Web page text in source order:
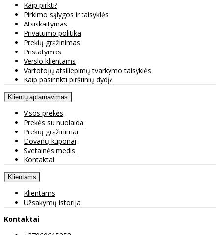
Kaip pirkti?
Pirkimo sąlygos ir taisyklės
Atsiskaitymas
Privatumo politika
Prekių grąžinimas
Pristatymas
Verslo klientams
Vartotojų atsiliepimų tvarkymo taisyklės
Kaip pasirinkti pirštinių dydį?
Klientų aptarnavimas
Visos prekės
Prekės su nuolaida
Prekių grąžinimai
Dovanų kuponai
Svetainės medis
Kontaktai
Klientams
Klientams
Užsakymų istorija
Kontaktai